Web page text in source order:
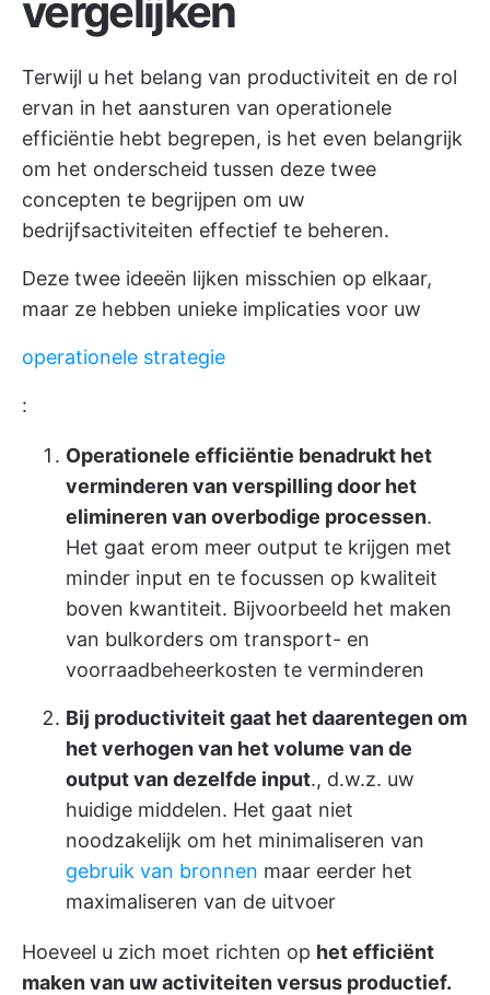
vergelijken
Terwijl u het belang van productiviteit en de rol
ervan in het aansturen van operationele
efficiëntie hebt begrepen, is het even belangrijk
om het onderscheid tussen deze twee
concepten te begrijpen om uw
bedrijfsactiviteiten effectief te beheren.
Deze twee ideeën lijken misschien op elkaar,
maar ze hebben unieke implicaties voor uw
operationele strategie
:
Operationele efficiëntie benadrukt het
verminderen van verspilling door het
elimineren van overbodige processen.
Het gaat erom meer output te krijgen met
minder input en te focussen op kwaliteit
boven kwantiteit. Bijvoorbeeld het maken
van bulkorders om transport- en
voorraadbeheerkosten te verminderen
Bij productiviteit gaat het daarentegen om
het verhogen van het volume van de
output van dezelfde input., d.w.z. uw
huidige middelen. Het gaat niet
noodzakelijk om het minimaliseren van
gebruik van bronnen maar eerder het
maximaliseren van de uitvoer
Hoeveel u zich moet richten op het efficiënt
maken van uw activiteiten versus productief.